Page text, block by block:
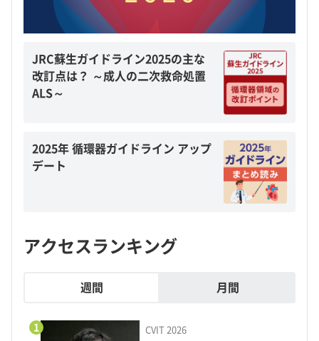
JRC蘇生ガイドライン2025の主な
改訂点は？ ～成人の二次救命処置
ALS～
2025年 循環器ガイドライン アップ
デート
アクセスランキング
週間 月間
1 CVIT 2026